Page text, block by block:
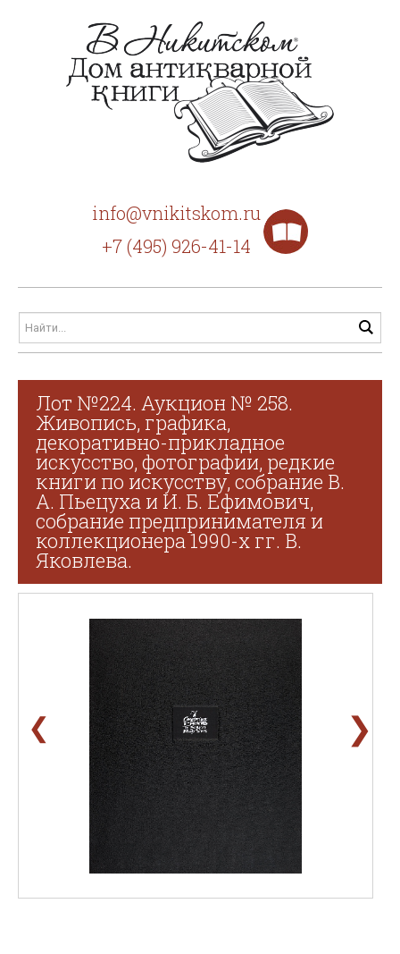
info@vnikitskom.ru
+7 (495) 926-41-14
Лот №224. Аукцион № 258.
Живопись, графика,
декоративно-прикладное
искусство, фотографии, редкие
книги по искусству, собрание В.
А. Пьецуха и И. Б. Ефимович,
собрание предпринимателя и
коллекционера 1990-х гг. В.
Яковлева.
❮ ❯